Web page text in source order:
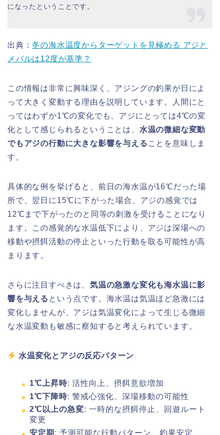
になったということです。
出典：冬の海水温度からターゲットを見極める アジと
メバルは12度が基準？
この情報は非常に興味深く、アジングの釣果が日によ
って大きく変動する理由を説明しています。人間にと
ってはわずか1℃の変化でも、アジにとっては4℃の変
化として感じられるということは、 水温の微細な変動
でもアジの行動に大きな影響を与える ことを意味しま
す。
具体的な例を挙げると、前日の海水温が16℃だった場
所で、翌日に15℃に下がった場合、アジの感覚では
12℃まで下がったのと同等の刺激を受けることになり
ます。この感覚的な水温低下により、アジは深場への
移動や摂餌活動の停止といった行動を取る可能性が高
まります。
さらに注目すべきは、 気温の急激な変化も海水温に影
響を与える という点です。海水温は気温ほど急激には
変化しませんが、アジは気温変化によって生じる微細
な水温変動も敏感に察知すると考えられています。
水温変化とアジの反応パターン
1℃上昇時: 活性向上、摂餌意欲増加
1℃下降時: 警戒心強化、深場移動の可能性
2℃以上の急変: 一時的な摂餌停止、回遊ルート
変更
安定期 : 予測可能な行動パターン、釣果安定